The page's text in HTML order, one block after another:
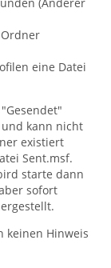
eine Datei
kann nicht
existiert
Sent.msf.
starte dann
sofort
keinen Hinweis